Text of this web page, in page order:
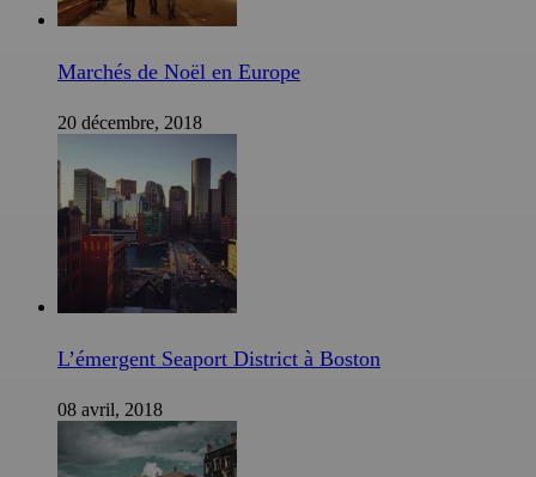
Marchés de Noël en Europe
20 décembre, 2018
L’émergent Seaport District à Boston
08 avril, 2018